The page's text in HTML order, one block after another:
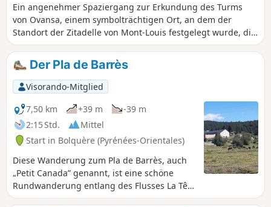
Ein angenehmer Spaziergang zur Erkundung des Turms
von Ovansa, einem symbolträchtigen Ort, an dem der
Standort der Zitadelle von Mont-Louis festgelegt wurde, die
heute zum UNESCO-Weltkulturerbe gehört. Der Startpunkt
befindet sich an der Touristeninformation von Mont-Louis.
Der Pla de Barrès
Visorando-Mitglied
7,50 km
+39 m
-39 m
2:15 Std.
Mittel
Start in Bolquère (Pyrénées-Orientales)
Diese Wanderung zum Pla de Barrès, auch
„Petit Canada” genannt, ist eine schöne
Rundwanderung entlang des Flusses La Têt
in der Gemeinde Bolquère.